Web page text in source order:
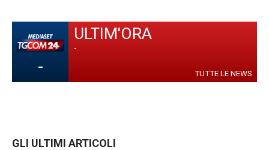
-
ULTIM'ORA
-
TUTTE LE NEWS
GLI ULTIMI ARTICOLI